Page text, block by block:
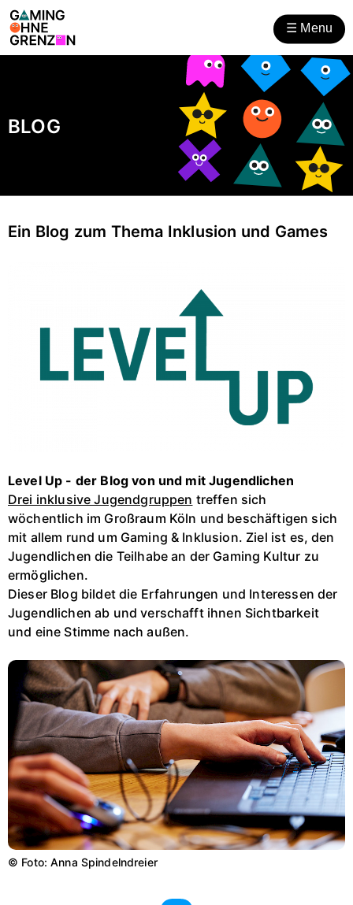
Zum
Inhalt
Zur
Hilfsnavigation
☰ Menu
öffnen
BLOG
Ein Blog zum Thema Inklusion und Games
Level Up - der Blog von und mit Jugendlichen
Drei inklusive Jugendgruppen treffen sich
wöchentlich im Großraum Köln und beschäftigen sich
mit allem rund um Gaming & Inklusion. Ziel ist es, den
Jugendlichen die Teilhabe an der Gaming Kultur zu
ermöglichen.
Dieser Blog bildet die Erfahrungen und Interessen der
Jugendlichen ab und verschafft ihnen Sichtbarkeit
und eine Stimme nach außen.
© Foto: Anna Spindelndreier